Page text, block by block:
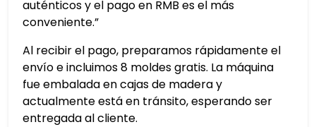
auténticos y el pago en RMB es el más
conveniente.”
Al recibir el pago, preparamos rápidamente el
envío e incluimos 8 moldes gratis. La máquina
fue embalada en cajas de madera y
actualmente está en tránsito, esperando ser
entregada al cliente.